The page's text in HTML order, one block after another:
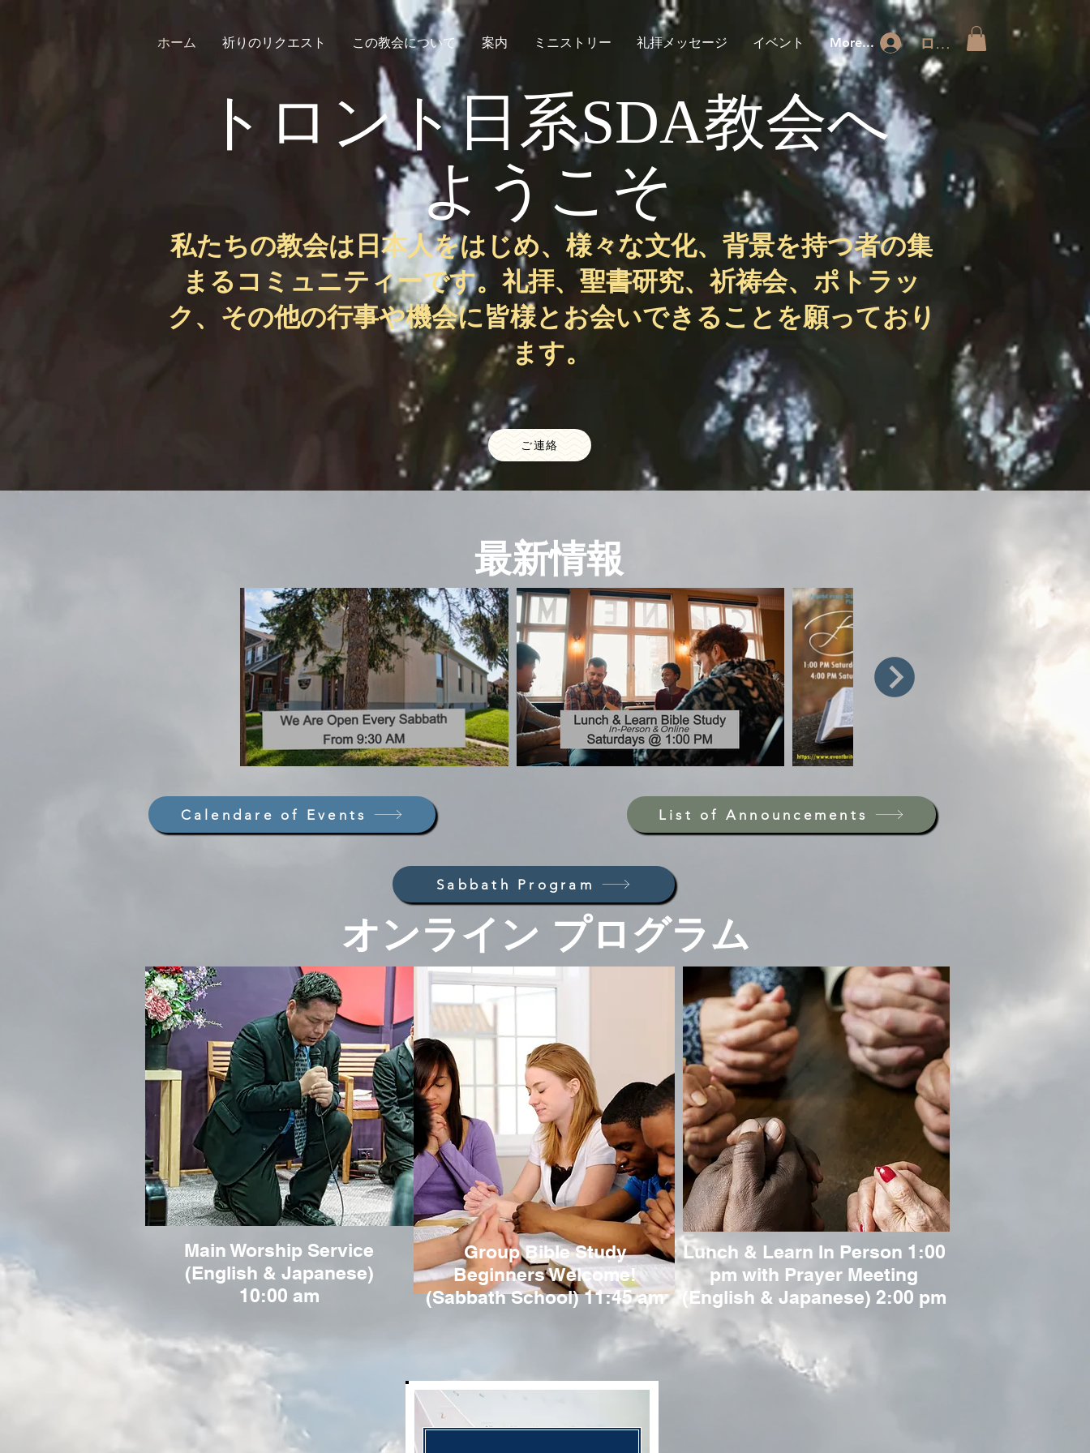
ホーム 祈りのリクエスト この教会について 案内 ミニストリー 礼拝メッセージ イベント More... ログイン
トロント日系SDA教会へ
ようこそ
私たちの教会は日本人をはじめ、様々な文化、背景を持つ者の集
まるコミュニティーです。 礼拝、聖書研究、祈祷会、ポトラッ
ク、その他の行事や機会に皆様とお会いできることを願っており
ます。
ご連絡
​最新情報
Calendare of Events List of Announcements
Sabbath Program
​オンライン プログラム
Main Worship Service
(English & Japanese)
10:00 am
Group Bible Study
Beginners Welcome!
(Sabbath School) 11:45 am
Lunch & Learn In Person 1:00
pm with Prayer Meeting
(English & Japanese) 2:00 pm